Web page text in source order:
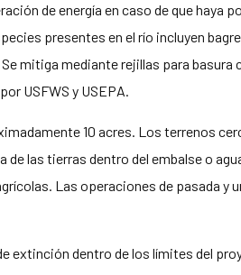
de energía en caso de que haya
presentes en el río incluyen
mitiga mediante rejillas para basura
USFWS y USEPA.
10 acres. Los terrenos
las tierras dentro del embalse o
Las operaciones de pasada y
extinción dentro de los límites del